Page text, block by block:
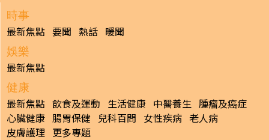
時事
最新焦點 要聞 熱話 暖聞
娛樂
最新焦點
健康
最新焦點 飲食及運動 生活健康 中醫養生 腫瘤及癌症
心臟健康 腸胃保健 兒科百問 女性疾病 老人病
皮膚護理 更多專題